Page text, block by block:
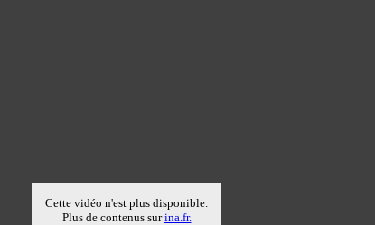
Cette vidéo n'est plus disponible.
Plus de contenus surina.fr.